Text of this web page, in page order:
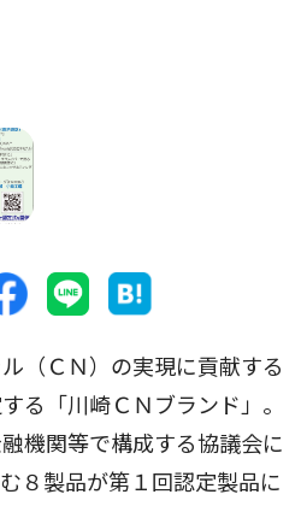
（ＣＮ）の実現に貢献する
る「川崎ＣＮブランド」。
機関等で構成する協議会に
８製品が第１回認定製品に